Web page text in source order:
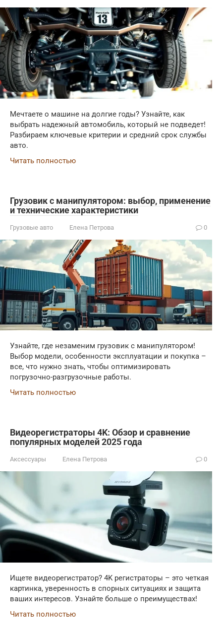
Мечтаете о машине на долгие годы? Узнайте, как
выбрать надежный автомобиль, который не подведет!
Разбираем ключевые критерии и средний срок службы
авто.
Читать полностью
Грузовик с манипулятором: выбор, применение
и технические характеристики
Грузовые авто Елена Петрова 0
Узнайте, где незаменим грузовик с манипулятором!
Выбор модели, особенности эксплуатации и покупка –
все, что нужно знать, чтобы оптимизировать
погрузочно-разгрузочные работы.
Читать полностью
Видеорегистраторы 4K: Обзор и сравнение
популярных моделей 2025 года
Аксессуары Елена Петрова 0
Ищете видеорегистратор? 4K регистраторы – это четкая
картинка, уверенность в спорных ситуациях и защита
ваших интересов. Узнайте больше о преимуществах!
Читать полностью